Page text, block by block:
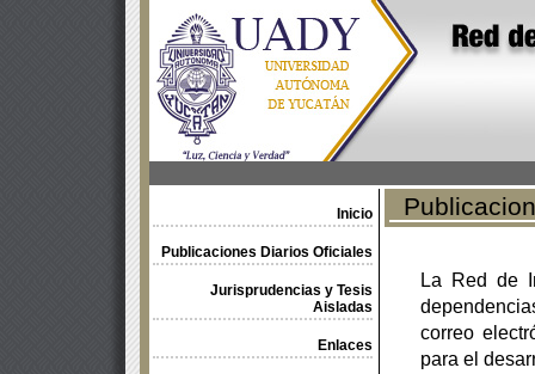
Inicio
Publicaciones Diarios Oficiales
Jurisprudencias y Tesis
Aisladas
Enlaces
La Red de
correo
para el